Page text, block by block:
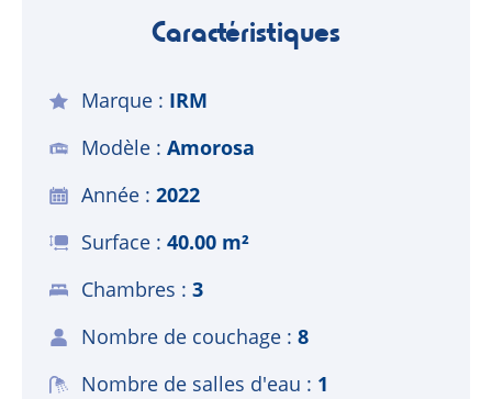
Caractéristiques
Marque
IRM
Modèle
Amorosa
Année
2022
Surface
40.00 m²
Chambres
3
Nombre de couchage
8
Nombre de salles d'eau
1